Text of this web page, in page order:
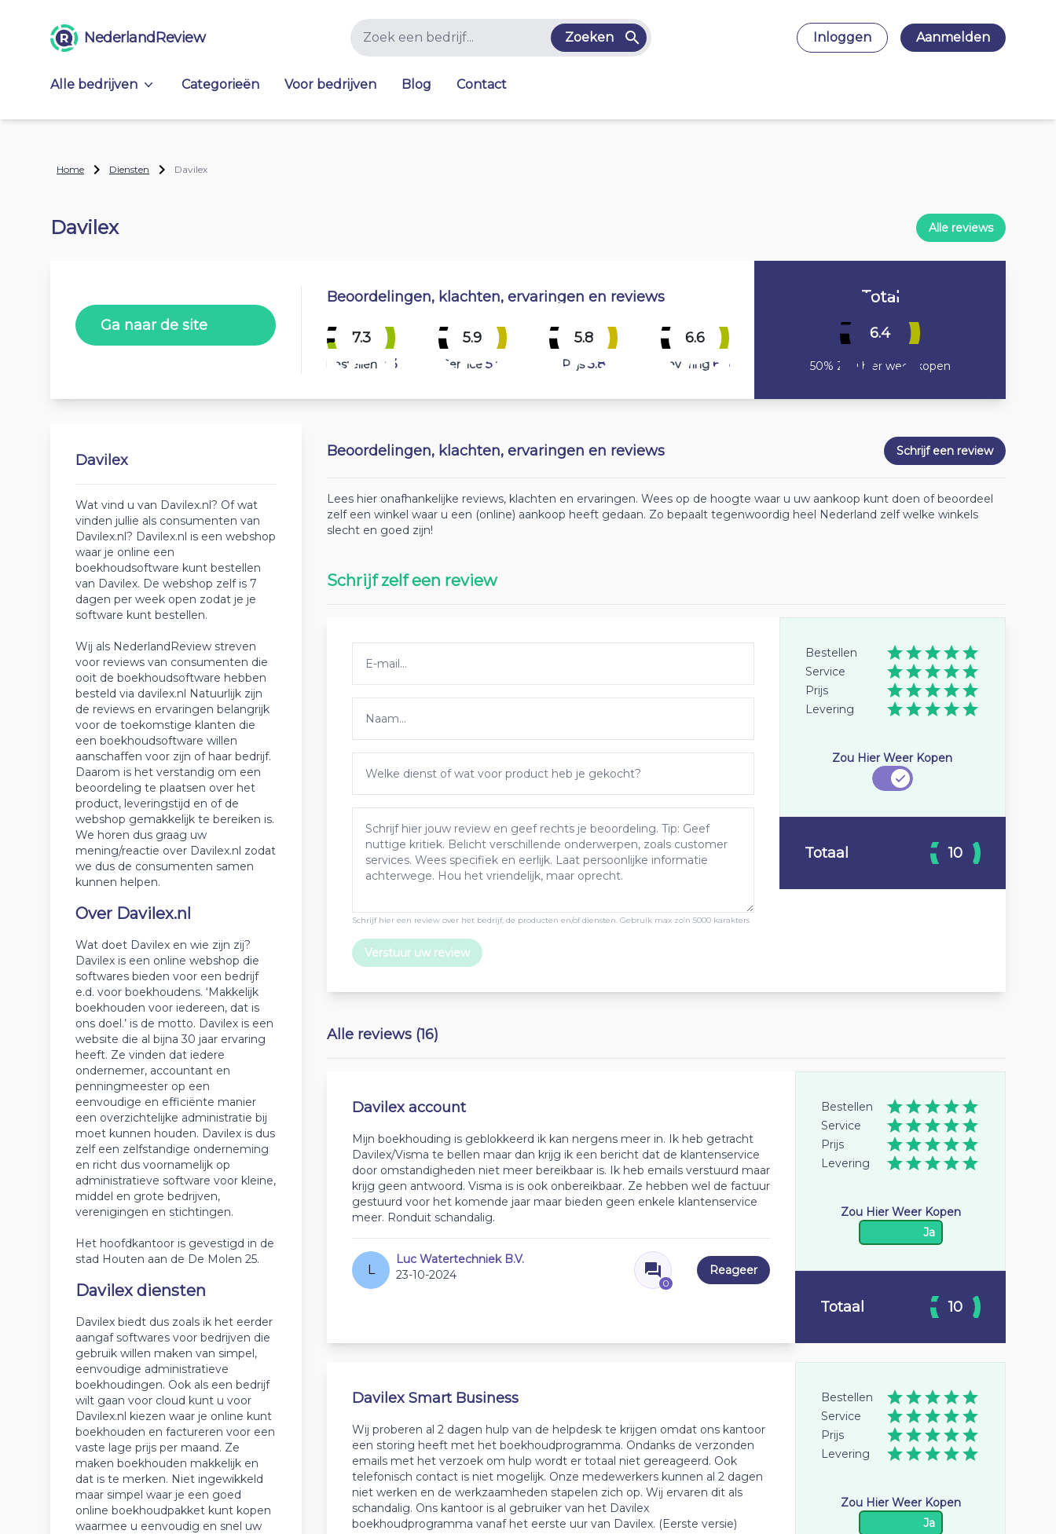
NederlandReview Zoeken Inloggen Aanmelden
Alle bedrijven Categorieën Voor bedrijven Blog Contact
Home Diensten Davilex
Davilex Alle reviews
Ga naar de site
Beoordelingen, klachten, ervaringen en reviews
7.3
Bestellen 7.3
5.9
Service 5.9
5.8
Prijs 5.8
6.6
Levering 6.6
Total
6.4
50% Zou hier weer kopen
Davilex
Wat vind u van Davilex.nl? Of wat
vinden jullie als consumenten van
Davilex.nl? Davilex.nl is een webshop
waar je online een
boekhoudsoftware kunt bestellen
van Davilex. De webshop zelf is 7
dagen per week open zodat je je
software kunt bestellen.
Wij als NederlandReview streven
voor reviews van consumenten die
ooit de boekhoudsoftware hebben
besteld via davilex.nl Natuurlijk zijn
de reviews en ervaringen belangrijk
voor de toekomstige klanten die
een boekhoudsoftware willen
aanschaffen voor zijn of haar bedrijf.
Daarom is het verstandig om een
beoordeling te plaatsen over het
product, leveringstijd en of de
webshop gemakkelijk te bereiken is.
We horen dus graag uw
mening/reactie over Davilex.nl zodat
we dus de consumenten samen
kunnen helpen.
Over Davilex.nl
Wat doet Davilex en wie zijn zij?
Davilex is een online webshop die
softwares bieden voor een bedrijf
e.d. voor boekhoudens. ‘Makkelijk
boekhouden voor iedereen, dat is
ons doel.’ is de motto. Davilex is een
website die al bijna 30 jaar ervaring
heeft. Ze vinden dat iedere
ondernemer, accountant en
penningmeester op een
eenvoudige en efficiënte manier
een overzichtelijke administratie bij
moet kunnen houden. Davilex is dus
zelf een zelfstandige onderneming
en richt dus voornamelijk op
administratieve software voor kleine,
middel en grote bedrijven,
verenigingen en stichtingen.
Het hoofdkantoor is gevestigd in de
stad Houten aan de De Molen 25.
Davilex diensten
Davilex biedt dus zoals ik het eerder
aangaf softwares voor bedrijven die
gebruik willen maken van simpel,
eenvoudige administratieve
boekhoudingen. Ook als een bedrijf
wilt gaan voor cloud kunt u voor
Davilex.nl kiezen waar je online kunt
boekhouden en factureren voor een
vaste lage prijs per maand. Ze
maken boekhouden makkelijk en
dat is te merken. Niet ingewikkeld
maar simpel waar je een goed
online boekhoudpakket kunt kopen
waarmee u eenvoudig en snel uw
Beoordelingen, klachten, ervaringen en reviews Schrijf een review
Lees hier onafhankelijke reviews, klachten en ervaringen. Wees op de hoogte waar u uw aankoop kunt doen of beoordeel
zelf een winkel waar u een (online) aankoop heeft gedaan. Zo bepaalt tegenwoordig heel Nederland zelf welke winkels
slecht en goed zijn!
Schrijf zelf een review
Schrijf hier een review over het bedrijf, de producten en/of diensten. Gebruik max zo’n 5000 karakters
Verstuur uw review
Bestellen
Service
Prijs
Levering
Zou Hier Weer Kopen
Totaal 10
Alle reviews (16)
Davilex account
Mijn boekhouding is geblokkeerd ik kan nergens meer in. Ik heb getracht
Davilex/Visma te bellen maar dan krijg ik een bericht dat de klantenservice
door omstandigheden niet meer bereikbaar is. Ik heb emails verstuurd maar
krijg geen antwoord. Visma is is ook onbereikbaar. Ze hebben wel de factuur
gestuurd voor het komende jaar maar bieden geen enkele klantenservice
meer. Ronduit schandalig.
L
Luc Watertechniek B.V.
23-10-2024
0
Reageer
Bestellen
Service
Prijs
Levering
Zou Hier Weer Kopen
Ja
Totaal 10
Davilex Smart Business
Wij proberen al 2 dagen hulp van de helpdesk te krijgen omdat ons kantoor
een storing heeft met het boekhoudprogramma. Ondanks de verzonden
emails met het verzoek om hulp wordt er totaal niet gereageerd. Ook
telefonisch contact is niet mogelijk. Onze medewerkers kunnen al 2 dagen
niet werken en de werkzaamheden stapelen zich op. Wij ervaren dit als
schandalig. Ons kantoor is al gebruiker van het Davilex
boekhoudprogramma vanaf het eerste uur van Davilex. (Eerste versie)
Bestellen
Service
Prijs
Levering
Zou Hier Weer Kopen
Ja